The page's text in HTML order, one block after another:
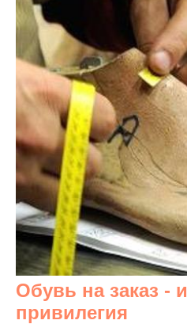
Обувь на заказ - и
привилегия